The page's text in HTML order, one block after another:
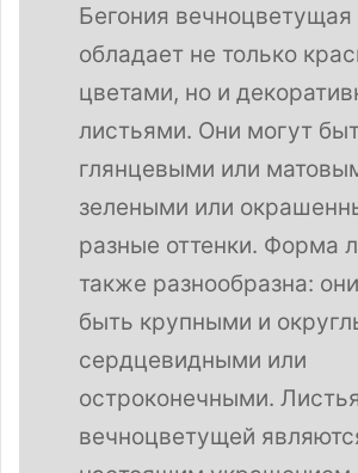
Бегония вечноцветущая
обладает не только
цветами, но и
листьями. Они могут
глянцевыми или
зелеными или
разные оттенки. Форма
также разнообразна:
быть крупными и
сердцевидными или
остроконечными.
вечноцветущей